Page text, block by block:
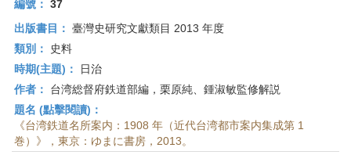
編號： 37
出版書目： 臺灣史研究文獻類目 2013 年度
類別：
史料
時期(主題)：
日治
作者：
台湾総督府鉄道部編，栗原純、鍾淑敏監修解説
題名 (點擊閱讀)：
《台湾鉄道名所案内：1908 年（近代台湾都市案内集成第 1
巻）》，東京：ゆまに書房，2013。